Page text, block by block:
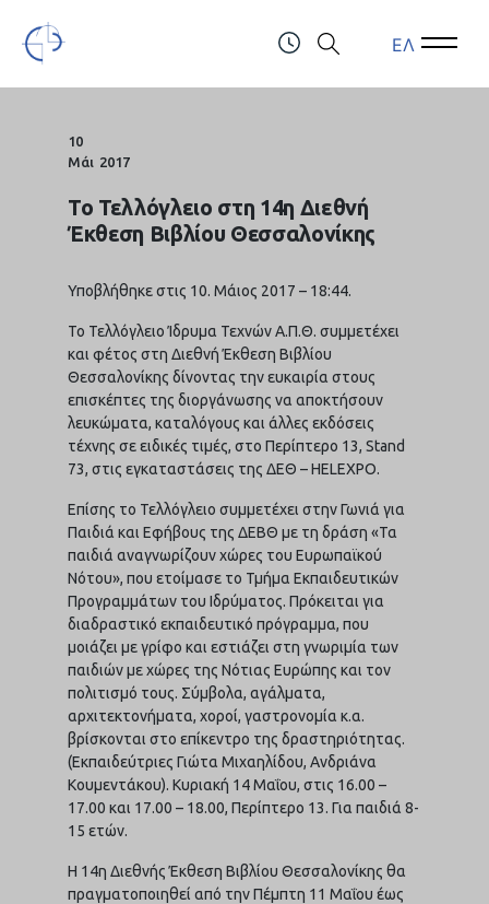
Open Menu ΕΛ Open
10
Μάι 2017
Το Τελλόγλειο στη 14η Διεθνή
Έκθεση Βιβλίου Θεσσαλονίκης
Υποβλήθηκε στις 10. Μάιος 2017 – 18:44.
Το Τελλόγλειο Ίδρυμα Τεχνών Α.Π.Θ. συμμετέχει
και φέτος στη Διεθνή Έκθεση Βιβλίου
Θεσσαλονίκης δίνοντας την ευκαιρία στους
επισκέπτες της διοργάνωσης να αποκτήσουν
λευκώματα, καταλόγους και άλλες εκδόσεις
τέχνης σε ειδικές τιμές, στο Περίπτερο 13, Stand
73, στις εγκαταστάσεις της ΔΕΘ – HELEXPO.
Επίσης το Τελλόγλειο συμμετέχει στην Γωνιά για
Παιδιά και Εφήβους της ΔΕΒΘ με τη δράση «Τα
παιδιά αναγνωρίζουν χώρες του Ευρωπαϊκού
Νότου», που ετοίμασε το Τμήμα Εκπαιδευτικών
Προγραμμάτων του Ιδρύματος. Πρόκειται για
διαδραστικό εκπαιδευτικό πρόγραμμα, που
μοιάζει με γρίφο και εστιάζει στη γνωριμία των
παιδιών με χώρες της Νότιας Ευρώπης και τον
πολιτισμό τους. Σύμβολα, αγάλματα,
αρχιτεκτονήματα, χοροί, γαστρονομία κ.α.
βρίσκονται στο επίκεντρο της δραστηριότητας.
(Εκπαιδεύτριες Γιώτα Μιχαηλίδου, Ανδριάνα
Κουμεντάκου). Κυριακή 14 Μαΐου, στις 16.00 –
17.00 και 17.00 – 18.00, Περίπτερο 13. Για παιδιά 8-
15 ετών.
Η 14η Διεθνής Έκθεση Βιβλίου Θεσσαλονίκης θα
πραγματοποιηθεί από την Πέμπτη 11 Μαΐου έως